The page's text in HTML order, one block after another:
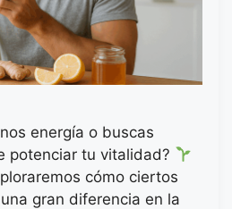
energía o buscas
potenciar tu vitalidad?
cómo ciertos
gran diferencia en la